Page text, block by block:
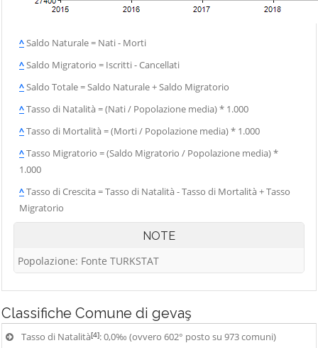
^Saldo Naturale = Nati - Morti
^Saldo Migratorio = Iscritti - Cancellati
^Saldo Totale = Saldo Naturale + Saldo Migratorio
^Tasso di Natalità = (Nati / Popolazione media) * 1.000
^Tasso di Mortalità = (Morti / Popolazione media) * 1.000
^Tasso Migratorio = (Saldo Migratorio / Popolazione media) *
1.000
^Tasso di Crescita = Tasso di Natalità - Tasso di Mortalità + Tasso
Migratorio
NOTE
Popolazione: Fonte TURKSTAT
Classifiche Comune di gevaş
Tasso di Natalità[4]: 0,0‰ (ovvero 602° posto su 973 comuni)